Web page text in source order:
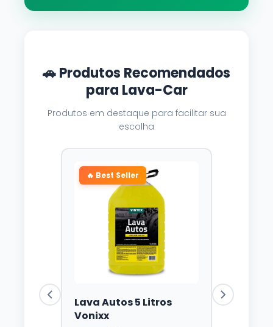
🚗 Produtos Recomendados
para Lava-Car
Produtos em destaque para facilitar sua
escolha
🔥 Best Seller
Lava Autos 5 Litros
Vonixx